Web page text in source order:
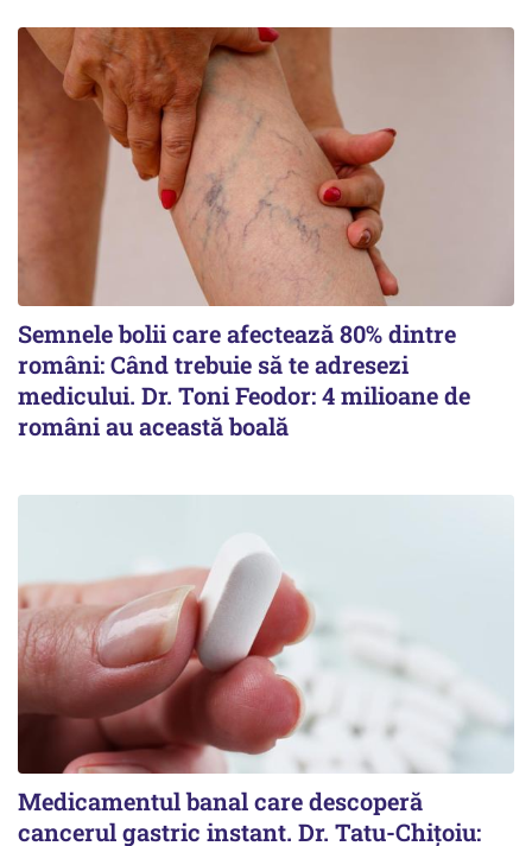
Semnele bolii care afectează 80% dintre
români: Când trebuie să te adresezi
medicului. Dr. Toni Feodor: 4 milioane de
români au această boală
Medicamentul banal care descoperă
cancerul gastric instant. Dr. Tatu-Chițoiu: